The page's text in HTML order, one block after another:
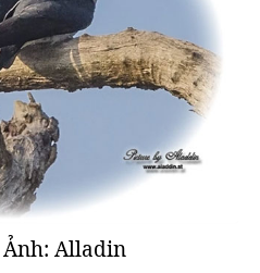
Ảnh: Alladin